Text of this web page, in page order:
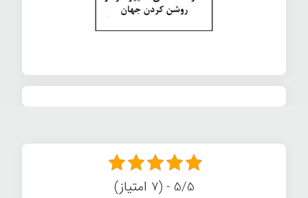
5/5 - (7 امتیاز)